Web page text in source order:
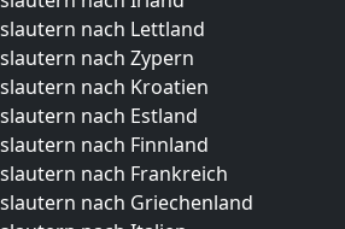
nach Lettland
nach Zypern
nach Kroatien
nach Estland
nach Finnland
nach Frankreich
nach Griechenland